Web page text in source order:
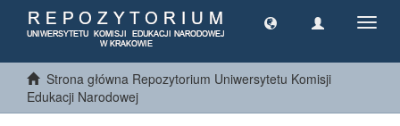
Strona główna Repozytorium Uniwersytetu Komisji
Edukacji Narodowej